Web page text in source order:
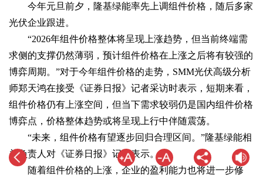
今年元旦前夕，隆基绿能率先上调组件价格，随后多家
光伏企业跟进。
“2026年组件价格整体将呈现上涨趋势，但当前终端需
求侧的支撑仍然薄弱，预计组件价格在上涨之后将有较强的
博弈周期。”对于今年组件价格的走势，SMM光伏高级分析
师郑天鸿在接受《证券日报》记者采访时表示，短期来看，
组件价格仍有上涨空间，但当下需求较弱仍是国内组件价格
博弈点，价格整体趋势或将呈现上行中伴随震荡。
“未来，组件价格有望逐步回归合理区间。”隆基绿能相
关负责人对《证券日报》记者表示。
随着组件价格的上涨，企业的盈利能力也将进一步修